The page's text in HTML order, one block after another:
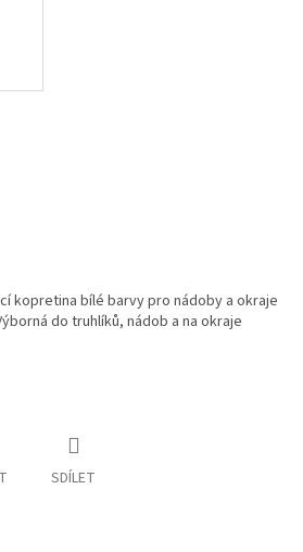
kopretina bílé barvy pro nádoby a okraje
do truhlíků, nádob a na okraje
SDÍLET